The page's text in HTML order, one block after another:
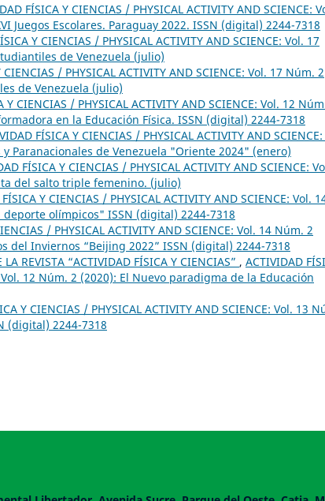
FÍSICA Y CIENCIAS / PHYSICAL ACTIVITY AND SCIENCE:
Juegos Escolares. Paraguay 2022. ISSN (digital) 2244-7318
Y CIENCIAS / PHYSICAL ACTIVITY AND SCIENCE: Vol. 17
de Venezuela (julio)
CIENCIAS / PHYSICAL ACTIVITY AND SCIENCE: Vol. 17 Núm. 2
de Venezuela (julio)
Y CIENCIAS / PHYSICAL ACTIVITY AND SCIENCE: Vol. 12
en la Educación Física. ISSN (digital) 2244-7318
FÍSICA Y CIENCIAS / PHYSICAL ACTIVITY AND
Paranacionales de Venezuela "Oriente 2024" (enero)
FÍSICA Y CIENCIAS / PHYSICAL ACTIVITY AND SCIENCE:
del salto triple femenino. (julio)
Y CIENCIAS / PHYSICAL ACTIVITY AND SCIENCE: Vol.
olímpicos" ISSN (digital) 2244-7318
/ PHYSICAL ACTIVITY AND SCIENCE: Vol. 14 Núm. 2
del Inviernos “Beijing 2022” ISSN (digital) 2244-7318
REVISTA “ACTIVIDAD FÍSICA Y CIENCIAS” , ACTIVIDAD
Vol. 12 Núm. 2 (2020): El Nuevo paradigma de la Educación
Y CIENCIAS / PHYSICAL ACTIVITY AND SCIENCE: Vol. 13
(digital) 2244-7318